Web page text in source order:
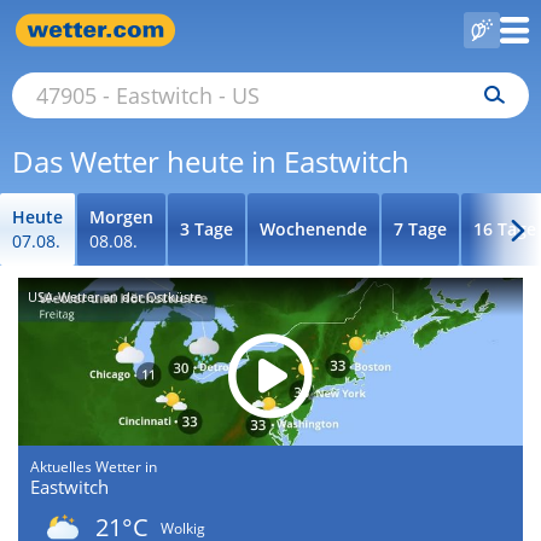
Das Wetter heute in Eastwitch
Heute
07.08.
Morgen
08.08.
3 Tage Wochenende 7 Tage 16 Tage
USA-Wetter an der Ostküste
Aktuelles Wetter in
Eastwitch
21°C
Wolkig